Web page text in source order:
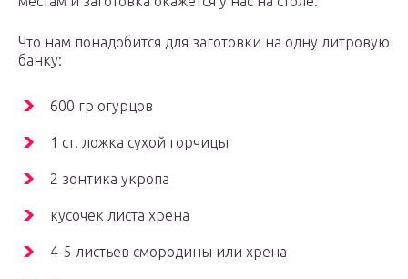
Что нам понадобится для заготовки на одну литровую
банку:
600 гр огурцов
1 ст. ложка сухой горчицы
2 зонтика укропа
кусочек листа хрена
4-5 листьев смородины или хрена